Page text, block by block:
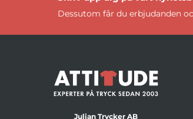
Dessutom får du erbjudanden
Julian Trycker AB